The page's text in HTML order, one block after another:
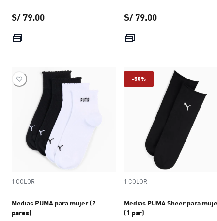
S/ 79.00 S/ 79.00
1 COLOR
Medias PUMA para mujer (2
pares)
-50%
1 COLOR
Medias PUMA Sheer para
(1 par)